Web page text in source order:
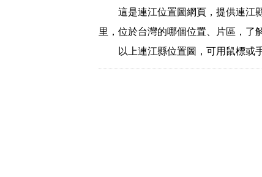
這是連江位置圖網頁，提供連江
里，位於台灣的哪個位置、片區，了
以上連江縣位置圖，可用鼠標或